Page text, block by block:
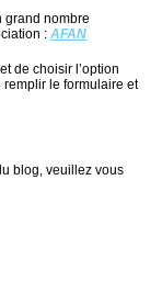
grand nombre
: AFAN
de choisir l’option
remplir le formulaire et
blog, veuillez vous